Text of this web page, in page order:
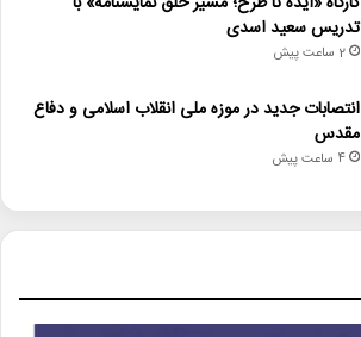
تدریس سعید اسدی
2 ساعت پیش
انتصابات جدید در موزه ملی انقلاب اسلامی و دفاع
مقدس
4 ساعت پیش